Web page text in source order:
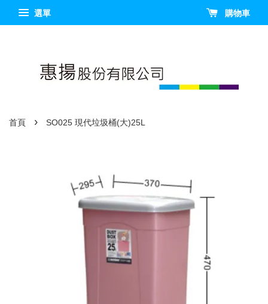
選單 購物車
首頁 › SO025 現代垃圾桶(大)25L